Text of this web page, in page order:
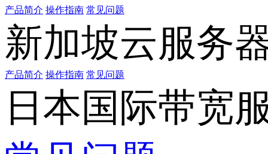
产品简介 操作指南 常见问题
新加坡云服务
产品简介 操作指南 常见问题
日本国际带宽